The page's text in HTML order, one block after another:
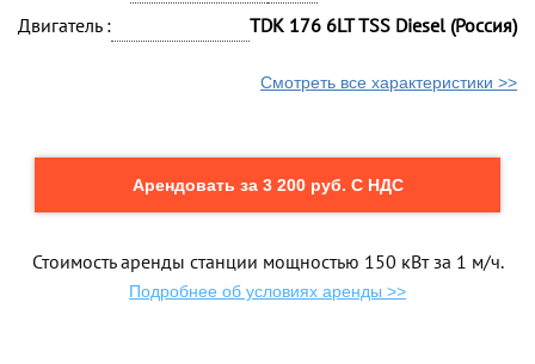
Двигатель :
TDK 176 6LT TSS Diesel (Россия)
Смотреть все характеристики >>
Арендовать за 3 200 руб. С НДС
Стоимость аренды станции мощностью 150 кВт за 1 м/ч.
Подробнее об условиях аренды >>